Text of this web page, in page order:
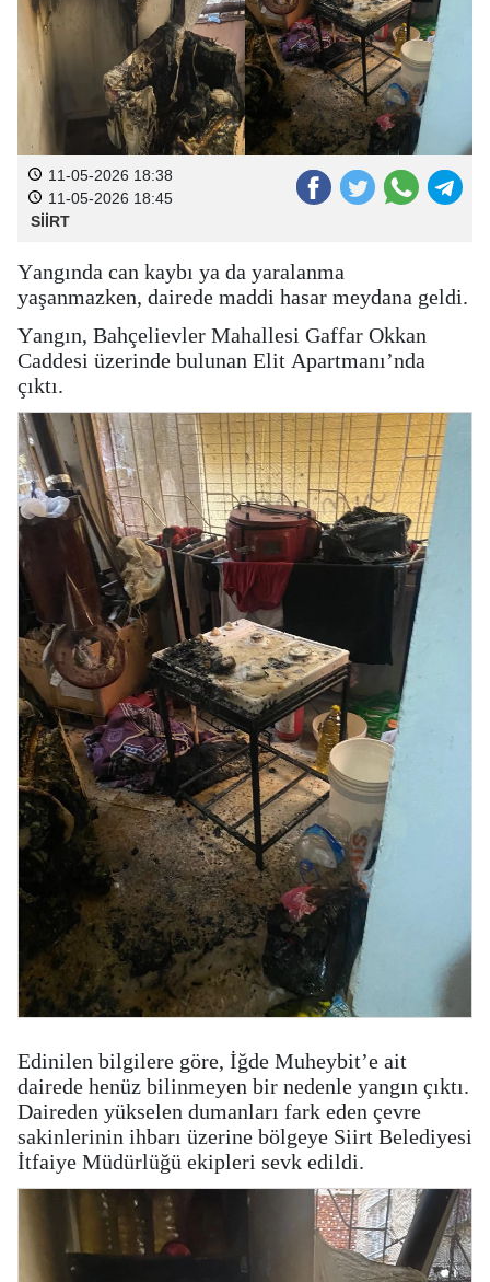
11-05-2026 18:38
11-05-2026 18:45
SİİRT
Yangında can kaybı ya da yaralanma
yaşanmazken, dairede maddi hasar meydana geldi.
Yangın, Bahçelievler Mahallesi Gaffar Okkan
Caddesi üzerinde bulunan Elit Apartmanı’nda
çıktı.
Edinilen bilgilere göre, İğde Muheybit’e ait
dairede henüz bilinmeyen bir nedenle yangın çıktı.
Daireden yükselen dumanları fark eden çevre
sakinlerinin ihbarı üzerine bölgeye Siirt Belediyesi
İtfaiye Müdürlüğü ekipleri sevk edildi.